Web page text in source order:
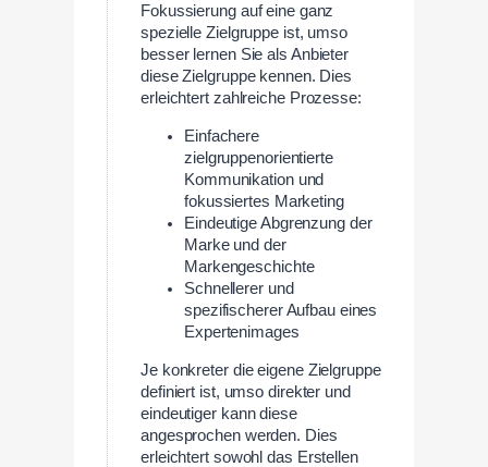
Fokussierung auf eine ganz
spezielle Zielgruppe ist, umso
besser lernen Sie als Anbieter
diese Zielgruppe kennen. Dies
erleichtert zahlreiche Prozesse:
Einfachere
zielgruppenorientierte
Kommunikation und
fokussiertes Marketing
Eindeutige Abgrenzung der
Marke und der
Markengeschichte
Schnellerer und
spezifischerer Aufbau eines
Expertenimages
Je konkreter die eigene Zielgruppe
definiert ist, umso direkter und
eindeutiger kann diese
angesprochen werden. Dies
erleichtert sowohl das Erstellen